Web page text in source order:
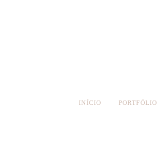
INÍCIO PORTFÓLIO